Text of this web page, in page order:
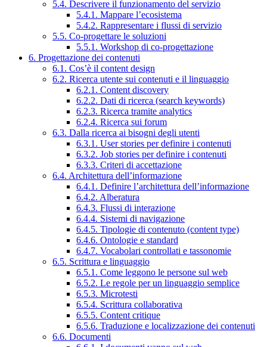
5.4. Descrivere il funzionamento del servizio
5.4.1. Mappare l’ecosistema
5.4.2. Rappresentare i flussi di servizio
5.5. Co-progettare le soluzioni
5.5.1. Workshop di co-progettazione
6. Progettazione dei contenuti
6.1. Cos’è il content design
6.2. Ricerca utente sui contenuti e il linguaggio
6.2.1. Content discovery
6.2.2. Dati di ricerca (search keywords)
6.2.3. Ricerca tramite analytics
6.2.4. Ricerca sui forum
6.3. Dalla ricerca ai bisogni degli utenti
6.3.1. User stories per definire i contenuti
6.3.2. Job stories per definire i contenuti
6.3.3. Criteri di accettazione
6.4. Architettura dell’informazione
6.4.1. Definire l’architettura dell’informazione
6.4.2. Alberatura
6.4.3. Flussi di interazione
6.4.4. Sistemi di navigazione
6.4.5. Tipologie di contenuto (content type)
6.4.6. Ontologie e standard
6.4.7. Vocabolari controllati e tassonomie
6.5. Scrittura e linguaggio
6.5.1. Come leggono le persone sul web
6.5.2. Le regole per un linguaggio semplice
6.5.3. Microtesti
6.5.4. Scrittura collaborativa
6.5.5. Content critique
6.5.6. Traduzione e localizzazione dei contenuti
6.6. Documenti